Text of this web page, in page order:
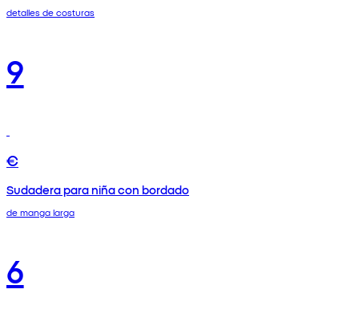
detalles de costuras
9
€
Sudadera para niña con bordado
de manga larga
6